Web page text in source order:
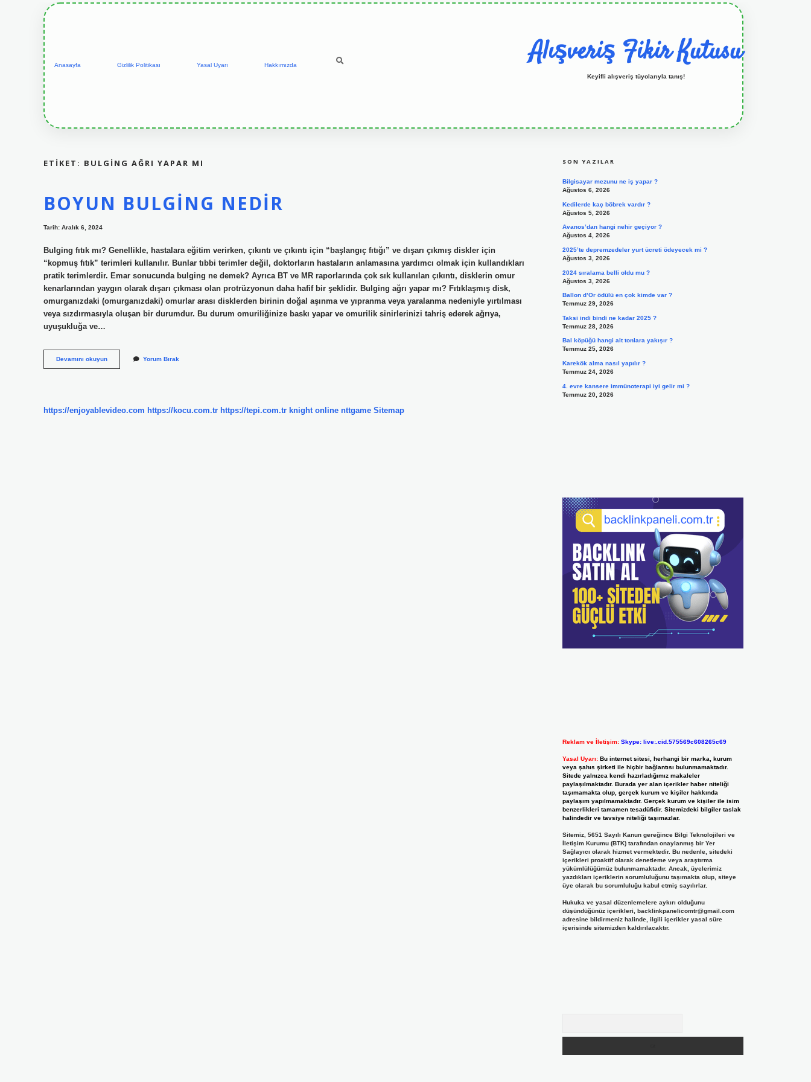
Anasayfa Gizlilik Politikası Yasal Uyarı Hakkımızda Alışveriş Fikir Kutusu
Keyifli alışveriş tüyolarıyla tanış!
ETIKET: BULGING AĞRI YAPAR MI
BOYUN BULGING NEDIR
Tarih: Aralık 6, 2024
Bulging fıtık mı? Genellikle, hastalara eğitim verirken, çıkıntı ve çıkıntı için “başlangıç ​​fıtığı” ve dışarı çıkmış diskler için
“kopmuş fıtık” terimleri kullanılır. Bunlar tıbbi terimler değil, doktorların hastaların anlamasına yardımcı olmak için kullandıkları
pratik terimlerdir. Emar sonucunda bulging ne demek? Ayrıca BT ve MR raporlarında çok sık kullanılan çıkıntı, disklerin omur
kenarlarından yaygın olarak dışarı çıkması olan protrüzyonun daha hafif bir şeklidir. Bulging ağrı yapar mı? Fıtıklaşmış disk,
omurganızdaki (omurganızdaki) omurlar arası disklerden birinin doğal aşınma ve yıpranma veya yaralanma nedeniyle yırtılması
veya sızdırmasıyla oluşan bir durumdur. Bu durum omuriliğinize baskı yapar ve omurilik sinirlerinizi tahriş ederek ağrıya,
uyuşukluğa ve…
Devamını okuyunBoyun
Bulging
Yorum Bırak
https://enjoyablevideo.com https://kocu.com.tr https://tepi.com.tr knight online nttgame Sitemap
SON YAZILAR
Bilgisayar mezunu ne iş yapar ?
Ağustos 6, 2026
Kedilerde kaç böbrek vardır ?
Ağustos 5, 2026
Avanos’dan hangi nehir geçiyor ?
Ağustos 4, 2026
2025’te depremzedeler yurt ücreti ödeyecek mi ?
Ağustos 3, 2026
2024 sıralama belli oldu mu ?
Ağustos 3, 2026
Ballon d’Or ödülü en çok kimde var ?
Temmuz 29, 2026
Taksi indi bindi ne kadar 2025 ?
Temmuz 28, 2026
Bal köpüğü hangi alt tonlara yakışır ?
Temmuz 25, 2026
Karekök alma nasıl yapılır ?
Temmuz 24, 2026
4. evre kansere immünoterapi iyi gelir mi ?
Temmuz 20, 2026
Reklam ve İletişim: Skype: live:.cid.575569c608265c69
Yasal Uyarı: Bu internet sitesi, herhangi bir marka, kurum
veya şahıs şirketi ile hiçbir bağlantısı bulunmamaktadır.
Sitede yalnızca kendi hazırladığımız makaleler
paylaşılmaktadır. Burada yer alan içerikler haber niteliği
taşımamakta olup, gerçek kurum ve kişiler hakkında
paylaşım yapılmamaktadır. Gerçek kurum ve kişiler ile isim
benzerlikleri tamamen tesadüfidir. Sitemizdeki bilgiler taslak
halindedir ve tavsiye niteliği taşımazlar.
Sitemiz, 5651 Sayılı Kanun gereğince Bilgi Teknolojileri ve
İletişim Kurumu (BTK) tarafından onaylanmış bir Yer
Sağlayıcı olarak hizmet vermektedir. Bu nedenle, sitedeki
içerikleri proaktif olarak denetleme veya araştırma
yükümlülüğümüz bulunmamaktadır. Ancak, üyelerimiz
yazdıkları içeriklerin sorumluluğunu taşımakta olup, siteye
üye olarak bu sorumluluğu kabul etmiş sayılırlar.
Hukuka ve yasal düzenlemelere aykırı olduğunu
düşündüğünüz içerikleri, backlinkpanelicomtr@gmail.com
adresine bildirmeniz halinde, ilgili içerikler yasal süre
içerisinde sitemizden kaldırılacaktır.